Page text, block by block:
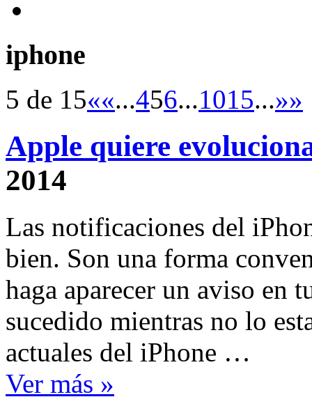
iphone
5 de 15««...456...1015...»»
Apple quiere
2014
Las notificaciones del
bien. Son una forma
haga aparecer un aviso en
sucedido mientras no lo
actuales del iPhone …
Ver más »